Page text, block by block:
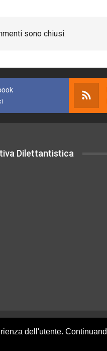
sono chiusi.
Dilettantistica
dell'utente.